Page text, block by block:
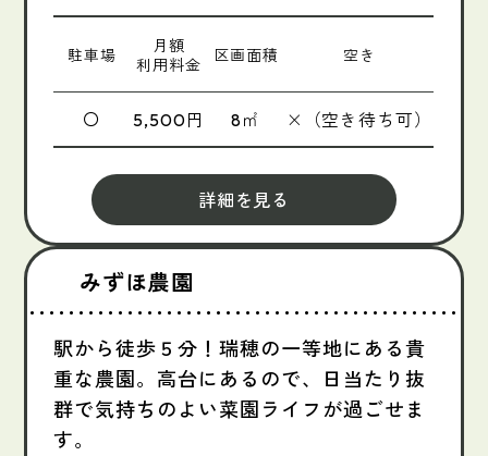
駐車場
月額
利用料金
区画面積 空き
〇 5,500円 8㎡ ×（空き待ち可）
詳細を見る
みずほ農園
駅から徒歩５分！瑞穂の一等地にある貴
重な農園。高台にあるので、日当たり抜
群で気持ちのよい菜園ライフが過ごせま
す。